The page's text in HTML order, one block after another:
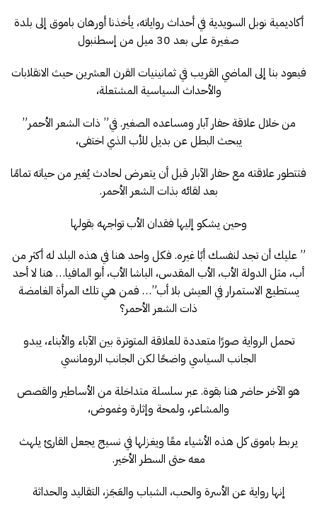
أكاديمية نوبل السويدية في أحداث رواياته، يأخذنا أورهان باموق إلى بلدة
صغيرة على بعد 30 ميل من إسطنبول
فيعود بنا إلى الماضي القريب في ثمانينيات القرن العشرين حيث الانقلابات
والأحداث السياسية المشتعلة،
من خلال علاقة حفار آبار ومساعده الصغير. في” ذات الشعر الأحمر”
يبحث البطل عن بديل للأب الذي اختفى،
فتتطور علاقته مع حفار الآبار قبل أن يتعرض لحادث يُغير من حياته تمامًا
بعد لقائه بذات الشعر الأحمر.
وحين يشكو إليها فقدان الأب تواجهه بقولها
” عليك أن تجد لنفسك أبًا غيره. فكل واحد هنا في هذه البلد له أكثر من
أب، مثل الدولة الأب، الأب المقدس، الباشا الأب، أبو المافيا… هنا لا أحد
يستطيع الاستمرار في العيش بلا أب”… فمن هي تلك المرأة الغامضة
ذات الشعر الأحمر؟
تحمل الرواية صورًا متعددة للعلاقة المتوترة بين الآباء والأبناء، يبدو
الجانب السياسي واضحًا لكن الجانب الرومانسي
هو الآخر حاضر هنا بقوة. عبر سلسلة متداخلة من الأساطير والقصص
والمشاعر، ولمحة وإثارة وغموض،
يربط باموق كل هذه الأشياء معًا ويغزلها في نسيج يجعل القارئ يلهث
معه حتى السطر الأخير.
إنها رواية عن الأسرة والحب، الشباب والعَجَز، التقاليد والحداثة